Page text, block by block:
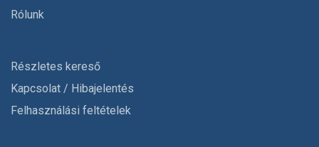
Rólunk
Részletes kereső
Kapcsolat / Hibajelentés
Felhasználási feltételek